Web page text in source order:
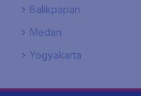
Balikpapan
Medan
Yogyakarta